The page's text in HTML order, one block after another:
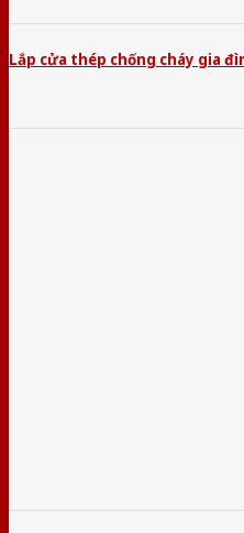
Lắp cửa thép chống cháy gia